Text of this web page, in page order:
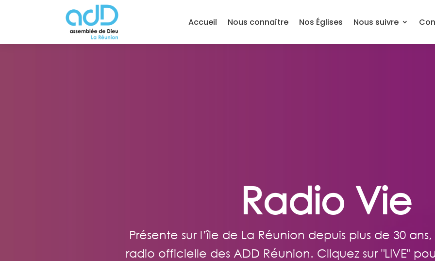
Accueil Nous connaître Nos Églises Nous suivre
Radio Vie
Présente sur l’île de La Réunion depuis plus de 30
radio officielle des ADD Réunion. Cliquez sur "LIVE"